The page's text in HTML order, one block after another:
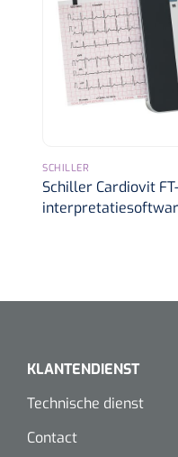
SCHILLER
Schiller Cardiovit
KLANTENDIENST
Technische dienst
Contact